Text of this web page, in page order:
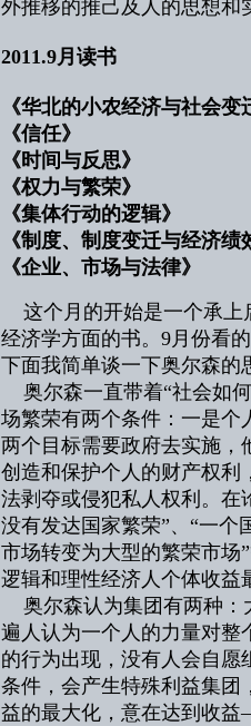
外推移的推己及人的思想和
2011.9月读书
《华北的小农经济与社会变
《信任》
《时间与反思
《权力与繁荣
《集体行动的逻辑
《制度、制度变迁与经济绩
《企业、市场与法律
这个月的开始是一个承
经济学方面的书。9月份看
下面我简单谈一下奥尔森的
奥尔森一直带着“社会如
场繁荣有两个条件：一是个
两个目标需要政府去实施，
创造和保护个人的财产权利
法剥夺或侵犯私人权利。在
没有发达国家繁荣”、“一
市场转变为大型的繁荣市场
逻辑和理性经济人个体收益
奥尔森认为集团有两种：
遍人认为一个人的力量对整
的行为出现，没有人会自愿
条件，会产生特殊利益集团
益的最大化，意在达到收